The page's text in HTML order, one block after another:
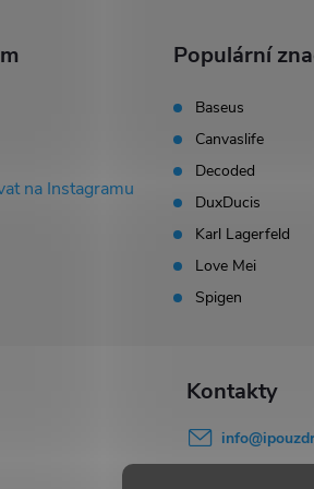
na Instagramu
Populární
Baseus
Canvaslife
Decoded
DuxDucis
Karl Lagerfeld
Love Mei
Spigen
info@